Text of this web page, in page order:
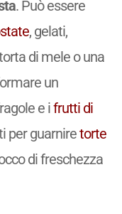
. Può essere
, gelati,
di mele o una
un
e ifrutti di
per guarniretorte
di freschezza